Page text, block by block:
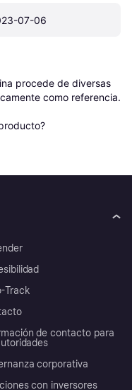
07-06
procede de diversas
como referencia.
Track
de contacto para
corporativa
con inversores